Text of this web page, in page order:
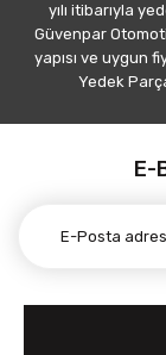
yılı itibarıyla
Güvenpar
yapısı ve uygun
Yedek
E-